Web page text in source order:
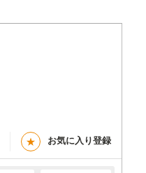
★ お気に入り登録